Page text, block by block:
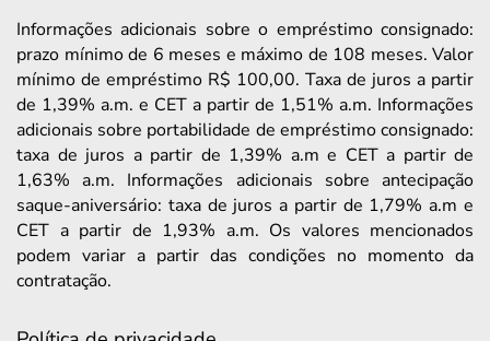
Informações adicionais sobre o empréstimo consignado:
prazo mínimo de 6 meses e máximo de 108 meses. Valor
mínimo de empréstimo R$ 100,00. Taxa de juros a partir
de 1,39% a.m. e CET a partir de 1,51% a.m. Informações
adicionais sobre portabilidade de empréstimo consignado:
taxa de juros a partir de 1,39% a.m e CET a partir de
1,63% a.m. Informações adicionais sobre antecipação
saque-aniversário: taxa de juros a partir de 1,79% a.m e
CET a partir de 1,93% a.m. Os valores mencionados
podem variar a partir das condições no momento da
contratação.